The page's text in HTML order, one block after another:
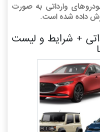
وارداتی به صورت
داده شده است.
+ شرایط و لیست